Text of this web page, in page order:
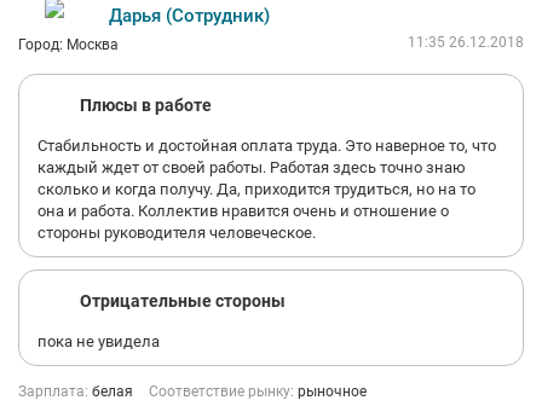
Дарья (Сотрудник)
Город: Москва 11:35 26.12.2018
Плюсы в работе
Стабильность и достойная оплата труда. Это наверное то, что
каждый ждет от своей работы. Работая здесь точно знаю
сколько и когда получу. Да, приходится трудиться, но на то
она и работа. Коллектив нравится очень и отношение о
стороны руководителя человеческое.
Отрицательные стороны
пока не увидела
Зарплата: белая Соответствие рынку: рыночное